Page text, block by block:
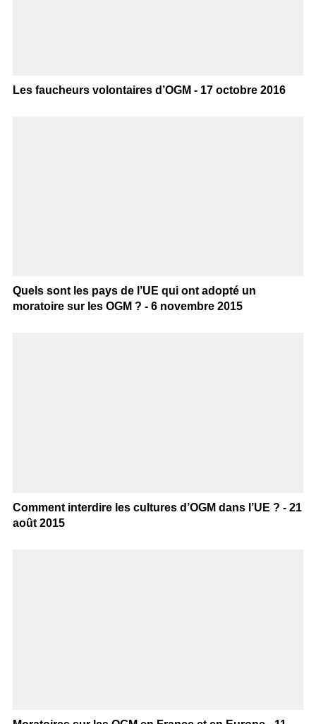
Les faucheurs volontaires d’OGM - 17 octobre 2016
Quels sont les pays de l’UE qui ont adopté un
moratoire sur les OGM ? - 6 novembre 2015
Comment interdire les cultures d’OGM dans l’UE ? - 21
août 2015